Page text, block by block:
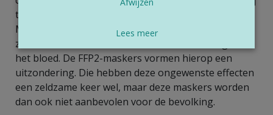
tijdens het sporten, maar dan draag je ze beter niet).
Mondmaskers veroorzaken geen tekort aan
zuurstof noch een teveel aan koolstofdioxidegas in
het bloed. De FFP2-maskers vormen hierop een
uitzondering. Die hebben deze ongewenste effecten
een zeldzame keer wel, maar deze maskers worden
dan ook niet aanbevolen voor de bevolking.
Lees meer